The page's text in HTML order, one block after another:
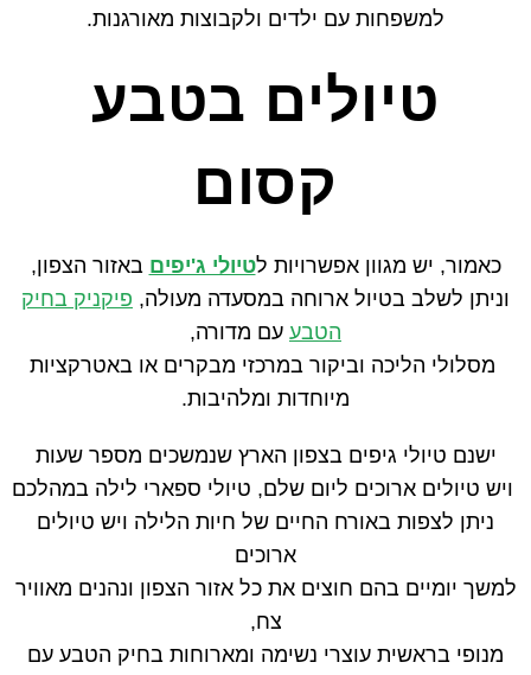
למשפחות עם ילדים ולקבוצות מאורגנות.
טיולים בטבע
קסום
כאמור, יש מגוון אפשרויות לטיולי ג'יפים באזור הצפון,
וניתן לשלב בטיול ארוחה במסעדה מעולה, פיקניק בחיק
הטבעעם מדורה,
מסלולי הליכה וביקור במרכזי מבקרים או באטרקציות
מיוחדות ומלהיבות.
ישנם טיולי גיפים בצפון הארץ שנמשכים מספר שעות
ויש טיולים ארוכים ליום שלם, טיולי ספארי לילה במהלכם
ניתן לצפות באורח החיים של חיות הלילה ויש טיולים
ארוכים
למשך יומיים בהם חוצים את כל אזור הצפון ונהנים מאוויר
צח,
מנופי בראשית עוצרי נשימה ומארוחות בחיק הטבע עם